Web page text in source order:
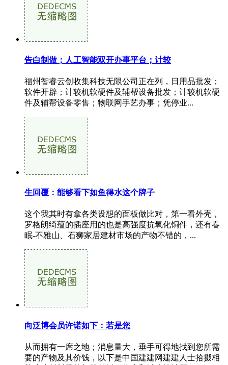
告白制做；人工智能双开办事平台；计较
福州智睿云创收集科技无限公司正在列，日用品批发；
软件开辟；计较机软硬件及辅帮设备批发；计较机软硬
件及辅帮设备零售；物联网手艺办事；凭停业...
生回覆：能够看下如鱼得水这个牌子
这个我其时有拿各类设想的面板做比对，第一看外壳，
罗格朗绮蕴的插座用的也是高强度抗氧化铜件，还有春
眠-不雅山、石狮家居建材市场的产物不错的，...
向泛博会员许诺如下：若是您
从而拥有一席之地；消息量大，垂手可得地找到您所需
要的产物及其价钱，以下是中国建建网建建人士拾掇相